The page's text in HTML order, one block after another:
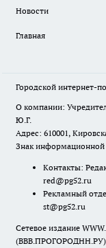
Новости
Главная
Городской интернет-
О компании:
Ю.Г.
Адрес: 610001,
Знак информационной
Контакты:
red@pg52.ru
Рекламный
st@pg52.ru
Сетевое издание
(ВВВ.ПРОГОРОДНН.РУ).